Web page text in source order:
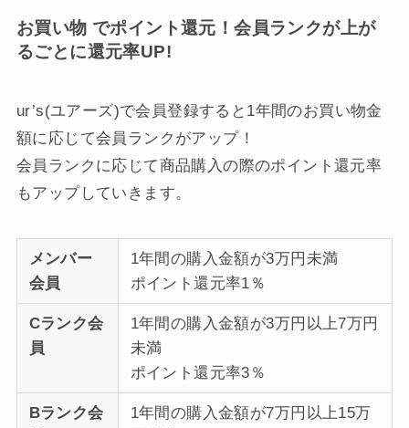
お買い物 でポイント還元！会員ランクが上が
るごとに還元率UP!
ur’s(ユアーズ)で会員登録すると1年間のお買い物金
額に応じて会員ランクがアップ！
会員ランクに応じて商品購入の際のポイント還元率
もアップしていきます。
メンバー
会員
1年間の購入金額が3万円未満
ポイント還元率1％
Cランク会
員
1年間の購入金額が3万円以上7万円
未満
ポイント還元率3％
Bランク会
1年間の購入金額が7万円以上15万